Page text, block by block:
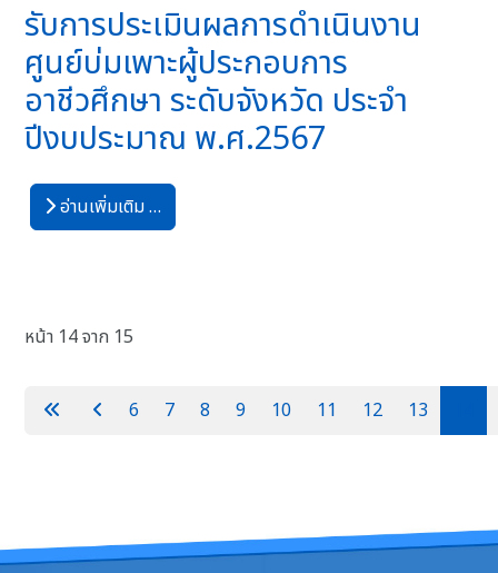
รับการประเมินผลการดำเนินงาน
ศูนย์บ่มเพาะผู้ประกอบการ
อาชีวศึกษา ระดับจังหวัด ประจำ
ปีงบประมาณ พ.ศ.2567
อ่านเพิ่มเติม …
หน้า 14 จาก 15
6 7 8 9 10 11 12 13